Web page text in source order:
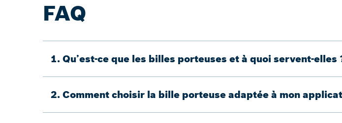
FAQ
1. Qu’est-ce que les billes porteuses et à quoi servent-elles
2. Comment choisir la bille porteuse adaptée à mon